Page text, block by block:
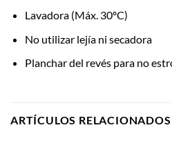
Lavadora (Máx. 30ºC)
No utilizar lejía ni secadora
Planchar del revés para no
ARTÍCULOS RELACIONADOS